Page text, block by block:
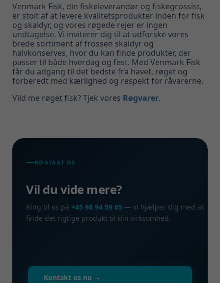
Venmark Fisk, din fiskeleverandør og fiskegrossist,
er stolt af at levere kvalitetsprodukter inden for fisk
og skaldyr, og vores røgede rejer er ingen
undtagelse. Vi inviterer dig til at udforske vores
brede sortiment af frossen skaldyr og
halvkonserves, hvor du kan finde produkter, der
passer til både hverdag og fest. Med Venmark Fisk
får du adgang til det bedste fra havet, røget og
forberedt med kærlighed og respekt for råvarerne.
Vild me røget fisk? Tjek vores Røgvarer.
KONTAKT OS
Vil du vide mere?
Ring til os på +45 98 94 59 65 — vi hjælper dig med at
finde det rigtige produkt til din virksomhed.
Kontakt os nu →